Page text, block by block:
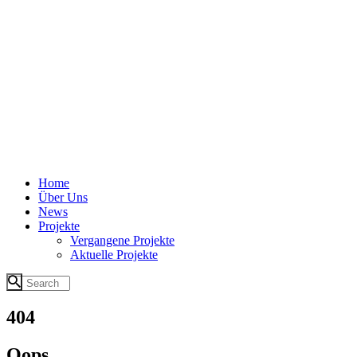
Home
Über Uns
News
Projekte
Vergangene Projekte
Aktuelle Projekte
404